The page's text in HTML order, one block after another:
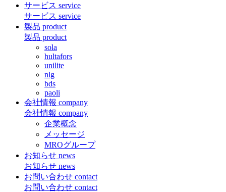
サービス service
サービス service
製品 product
製品 product
sola
hultafors
unilite
nlg
bds
paoli
会社情報 company
会社情報 company
企業概念
メッセージ
MROグループ
お知らせ news
お知らせ news
お問い合わせ contact
お問い合わせ contact